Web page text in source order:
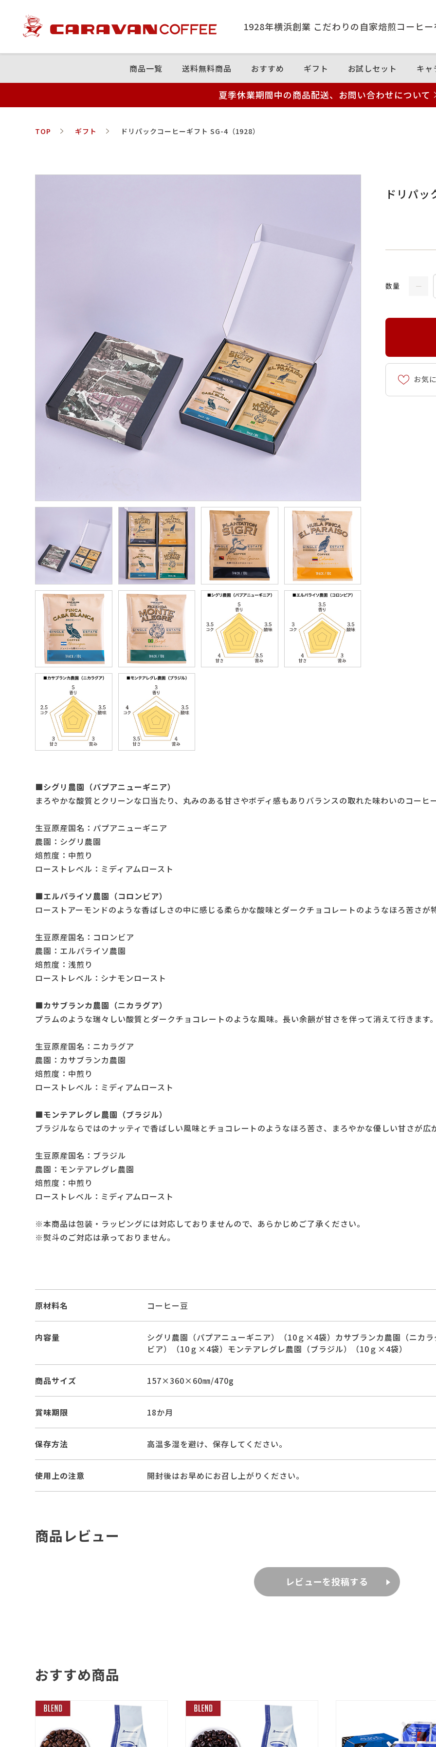
1928年横浜創業 こだわりの⾃家焙煎コーヒ
商品⼀覧 送料無料商品 おすすめ ギフト お試しセット キャ
夏季休業期間中の商品配送、お問い合わせについて
TOP ギフト ドリパックコーヒーギフト SG-4（1928）
ドリパ
数量
お気
■シグリ農園（パプアニューギニア）
まろやかな酸質とクリーンな口当たり、丸みのある甘さやボディ感もありバランスの取れた味わいのコーヒ
生豆原産国名：パプアニューギニア
農園：シグリ農園
焙煎度：中煎り
ローストレベル：ミディアムロースト
■エルパライソ農園（コロンビア）
ローストアーモンドのような香ばしさの中に感じる柔らかな酸味とダークチョコレートのようなほろ苦さが
生豆原産国名：コロンビア
農園：エルパライソ農園
焙煎度：浅煎り
ローストレベル：シナモンロースト
■カサブランカ農園（ニカラグア）
プラムのような瑞々しい酸質とダークチョコレートのような風味。長い余韻が甘さを伴って消えて行きます
生豆原産国名：ニカラグア
農園：カサブランカ農園
焙煎度：中煎り
ローストレベル：ミディアムロースト
■モンテアレグレ農園（ブラジル）
ブラジルならではのナッティで香ばしい風味とチョコレートのようなほろ苦さ、まろやかな優しい甘さが広
生豆原産国名：ブラジル
農園：モンテアレグレ農園
焙煎度：中煎り
ローストレベル：ミディアムロースト
※本商品は包装・ラッピングには対応しておりませんので、あらかじめご了承ください。
※熨斗のご対応は承っておりません。
原材料名 コーヒー豆
内容量
シグリ農園（パプアニューギニア）（10ｇ×4袋）カサブランカ農園（ニカ
ビア）（10ｇ×4袋）モンテアレグレ農園（ブラジル）（10ｇ×4袋）
商品サイズ 157×360×60㎜/470g
賞味期限 18か月
保存方法 高温多湿を避け、保存してください。
使用上の注意 開封後はお早めにお召し上がりください。
商品レビュー
レビューを投稿する
おすすめ商品